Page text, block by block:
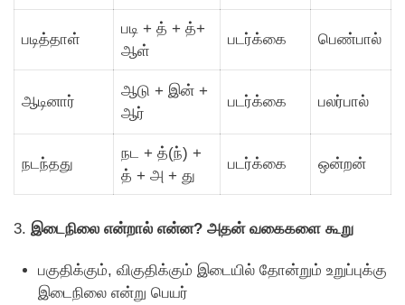
படித்தாள்
படி + த் + த்+
ஆள்
படர்க்கை பெண்பால்
ஆடினார்
ஆடு + இன் +
ஆர்
படர்க்கை பலர்பால்
நடந்தது
நட + த்(ந்) +
த் + அ + து
படர்க்கை ஒன்றன்
3. இடைநிலை என்றால் என்ன? அதன் வகைகளை கூறு
பகுதிக்கும், விகுதிக்கும் இடையில் தோன்றும் உறுப்புக்கு
இடைநிலை என்று பெயர்